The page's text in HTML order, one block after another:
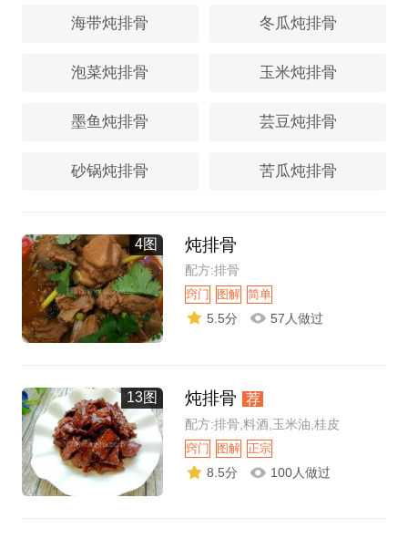
海带炖排骨 冬瓜炖排骨
泡菜炖排骨 玉米炖排骨
墨鱼炖排骨 芸豆炖排骨
砂锅炖排骨 苦瓜炖排骨
4图 炖排骨
配方:排骨
窍门 图解 简单
5.5分 57人做过
13图 炖排骨 荐
配方:排骨,料酒,玉米油,桂皮
窍门 图解 正宗
8.5分 100人做过